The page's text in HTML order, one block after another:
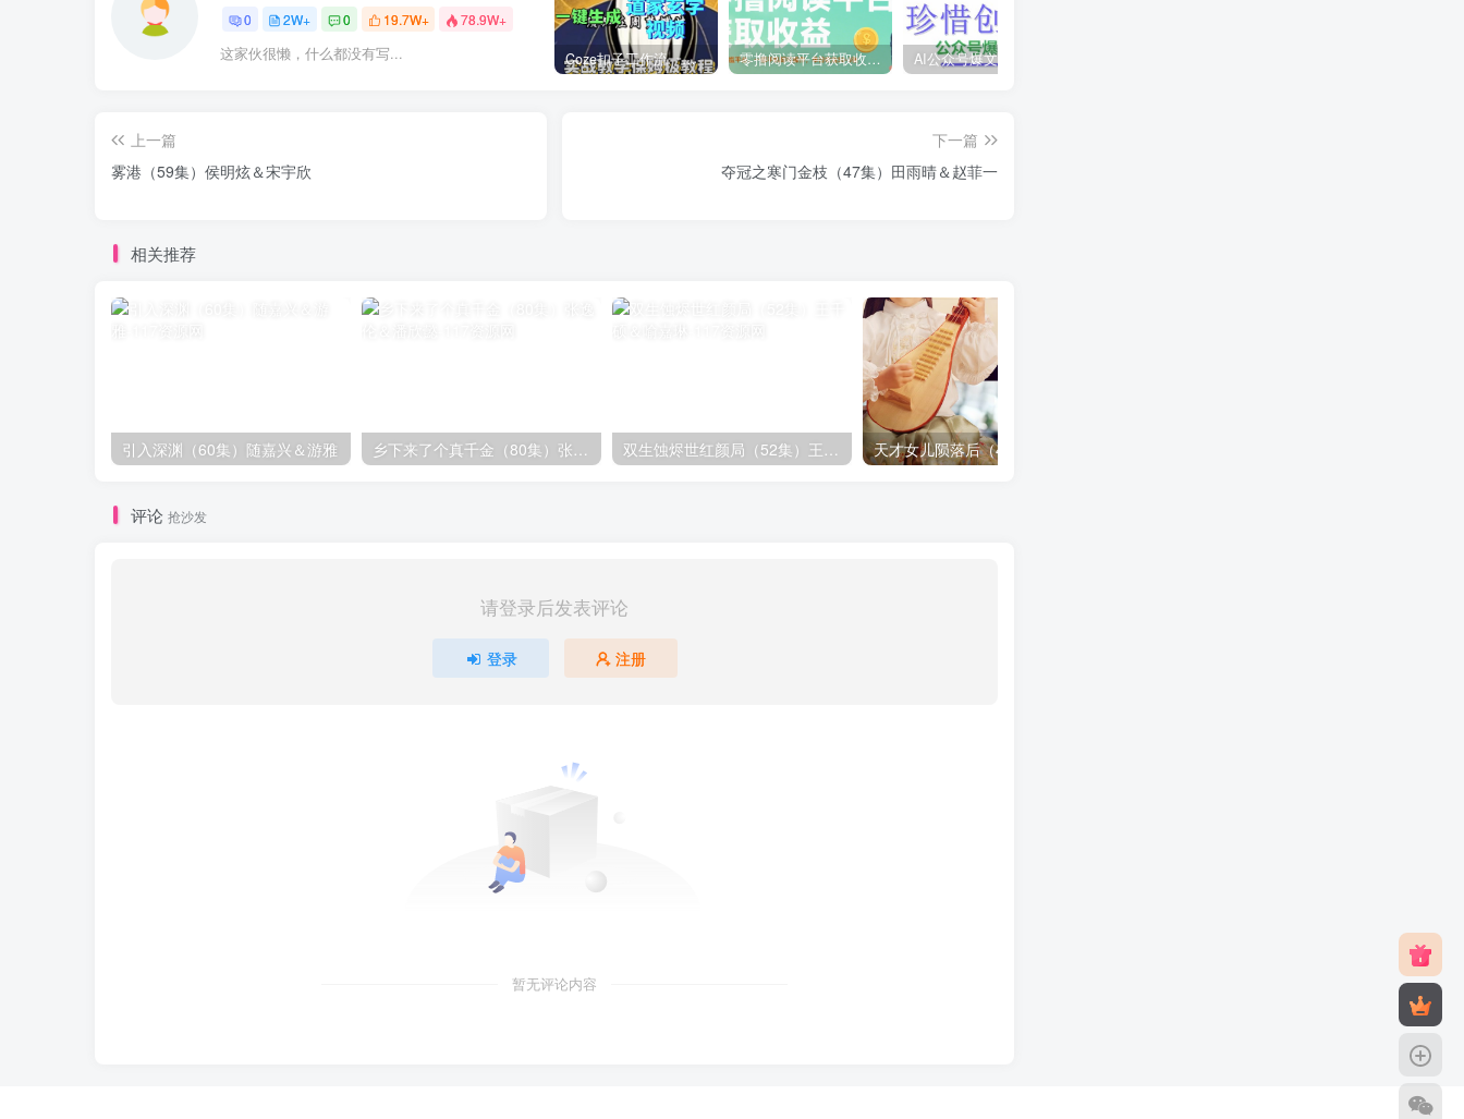
0 2W+ 0 19.7W+ 78.9W+
这家伙很懒，什么都没有写... Coze扣子工作流一键生成道家玄学短视频，实战保姆级教程 零撸阅读平台获取收益，最新无门槛平台，一部手机即可操作，单日收益50-3张【揭秘】
上一篇
雾港（59集）侯明炫＆宋宇欣
下一篇
夺冠之寒门金枝（47集）田雨晴＆赵菲一
相关推荐
引入深渊（60集）随嘉兴＆游雅 天才女儿陨落后（41集）崔秀子
评论 抢沙发
请登录后发表评论
登录 注册
暂无评论内容